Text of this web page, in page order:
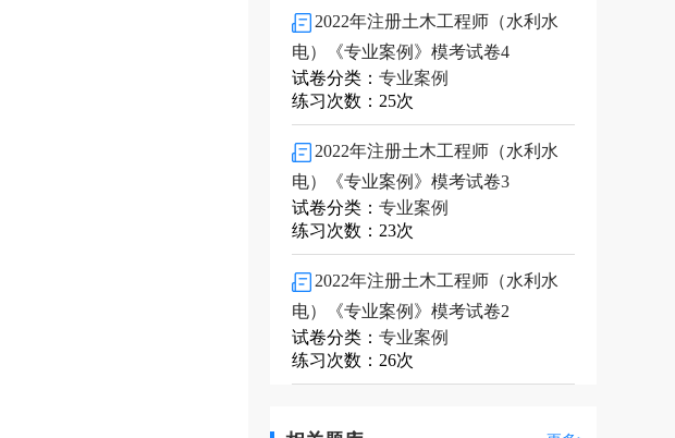
2022年注册土木工程师（水利水
电）《专业案例》模考试卷4
试卷分类： 专业案例
练习次数：25次
2022年注册土木工程师（水利水
电）《专业案例》模考试卷3
试卷分类： 专业案例
练习次数：23次
2022年注册土木工程师（水利水
电）《专业案例》模考试卷2
试卷分类： 专业案例
练习次数：26次